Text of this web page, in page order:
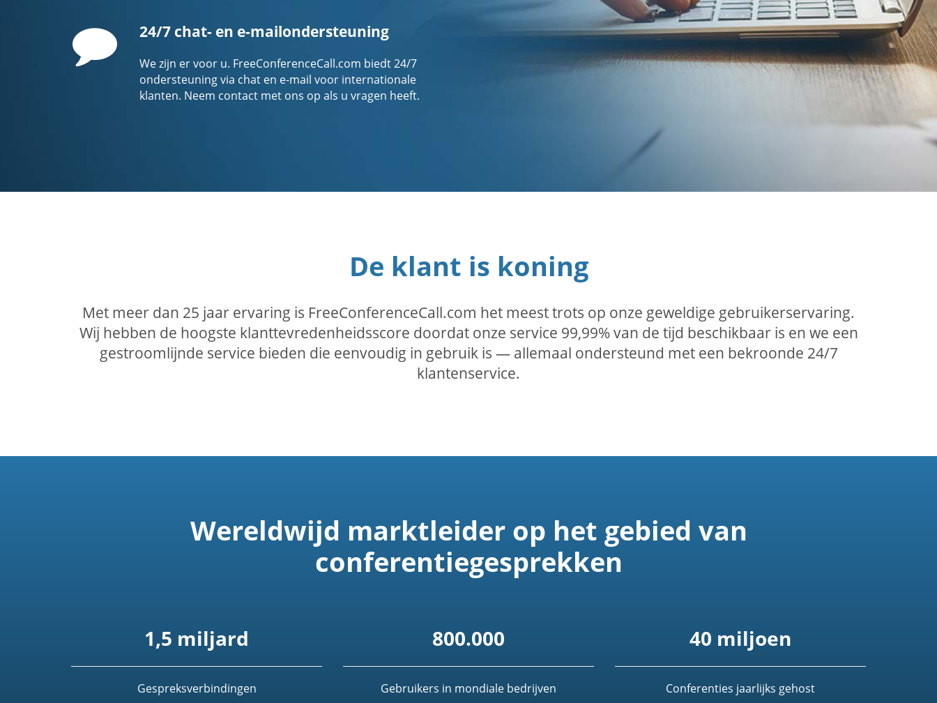
Comment
24/7 chat- en e-mailondersteuning
We zijn er voor u. FreeConferenceCall.com biedt 24/7
ondersteuning via chat en e-mail voor internationale
klanten. Neem contact met ons op als u vragen heeft.
De klant is koning
Met meer dan 25 jaar ervaring is FreeConferenceCall.com het meest trots op onze geweldige gebruikerservaring.
Wij hebben de hoogste klanttevredenheidsscore doordat onze service 99,99% van de tijd beschikbaar is en we een
gestroomlijnde service bieden die eenvoudig in gebruik is — allemaal ondersteund met een bekroonde 24/7
klantenservice.
Wereldwijd marktleider op het gebied van
conferentiegesprekken
1,5 miljard
Gespreksverbindingen
800.000
Gebruikers in mondiale bedrijven
40 miljoen
Conferenties jaarlijks gehost